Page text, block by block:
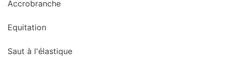
Accrobranche
Equitation
Saut à l'élastique